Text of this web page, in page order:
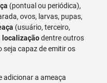
(pontual ou periódica),
ovos, larvas, pupas,
(usuário, terceiro,
localizaçãodentre outros
seja capaz de emitir os
adicionar a ameaça